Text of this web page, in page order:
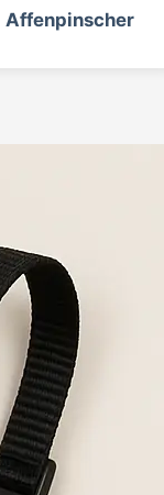
Affenpinscher